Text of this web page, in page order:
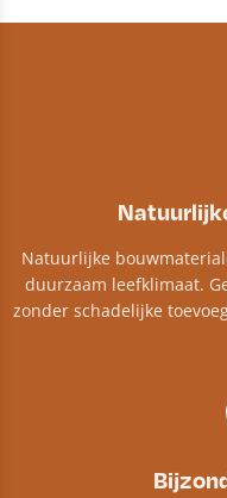
Natuurlijke
duurzaam leefklimaat.
zonder schadelijke